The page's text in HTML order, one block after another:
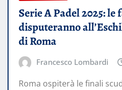
Serie A Padel 2025:
disputeranno
di Roma
Francesco Lombardi
Roma ospiterà le finali